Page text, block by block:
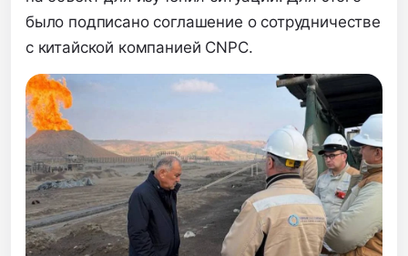
было подписано соглашение о сотрудничестве
с китайской компанией CNPC.